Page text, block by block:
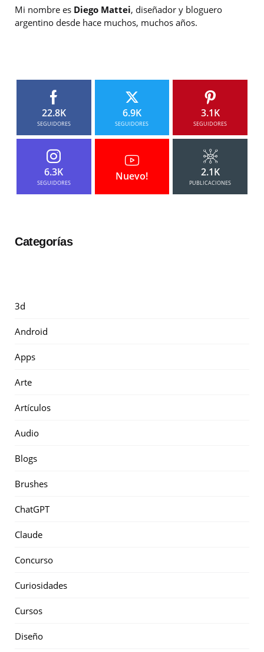
Mi nombre es Diego Mattei, diseñador y bloguero
argentino desde hace muchos, muchos años.
22.8K
SEGUIDORES
6.9K
SEGUIDORES
3.1K
SEGUIDORES
6.3K
SEGUIDORES
Nuevo! 2.1K
PUBLICACIONES
Categorías
3d
Android
Apps
Arte
Artículos
Audio
Blogs
Brushes
ChatGPT
Claude
Concurso
Curiosidades
Cursos
Diseño